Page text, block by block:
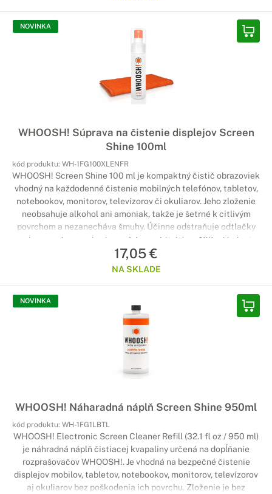
NOVINKA
WHOOSH! Súprava na čistenie displejov Screen
Shine 100ml
kód produktu: WH-1FG100XLENFR
WHOOSH! Screen Shine 100 ml je kompaktný čistič obrazoviek
vhodný na každodenné čistenie mobilných telefónov, tabletov,
notebookov, monitorov, televízorov či okuliarov. Jeho zloženie
neobsahuje alkohol ani amoniak, takže je šetrné k citlivým
povrchom a nezanecháva šmuhy. Účinne odstraňuje odtlačky
prstov, prach a mastnotu a vďaka praktickému 100 ml baleniu
je ideálny na doma, do kancelárie aj na cesty.
17,05 €
NA SKLADE
NOVINKA
WHOOSH! Náharadná náplň Screen Shine 950ml
kód produktu: WH-1FG1LBTL
WHOOSH! Electronic Screen Cleaner Refill (32.1 fl oz / 950 ml)
je náhradná náplň čistiacej kvapaliny určená na dopĺňanie
rozprašovačov WHOOSH!. Je vhodná na bezpečné čistenie
displejov mobilov, tabletov, notebookov, monitorov, televízorov
aj okuliarov bez poškodenia ich povrchu. Zloženie je bez